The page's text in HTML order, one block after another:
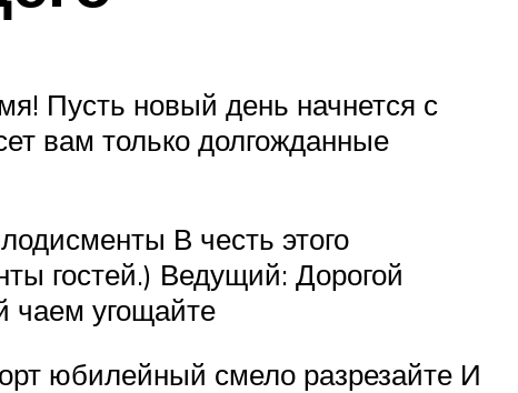
Пусть новый день начнется с
вам только долгожданные
В честь этого
гостей.) Ведущий: Дорогой
чаем угощайте
юбилейный смело разрезайте И